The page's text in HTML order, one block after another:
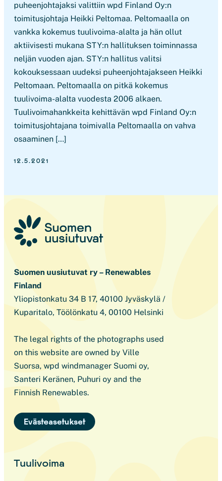
puheenjohtajaksi valittiin wpd Finland Oy:n
toimitusjohtaja Heikki Peltomaa. Peltomaalla on
vankka kokemus tuulivoima-alalta ja hän ollut
aktiivisesti mukana STY:n hallituksen toiminnassa
neljän vuoden ajan. STY:n hallitus valitsi
kokouksessaan uudeksi puheenjohtajakseen Heikki
Peltomaan. Peltomaalla on pitkä kokemus
tuulivoima-alalta vuodesta 2006 alkaen.
Tuulivoimahankkeita kehittävän wpd Finland Oy:n
toimitusjohtajana toimivalla Peltomaalla on vahva
osaaminen […]
12.5.2021
Suomen uusiutuvat ry – Renewables
Finland
Yliopistonkatu 34 B 17, 40100 Jyväskylä /
Kuparitalo, Töölönkatu 4, 00100 Helsinki
The legal rights of the photographs used
on this website are owned by Ville
Suorsa, wpd windmanager Suomi oy,
Santeri Keränen, Puhuri oy and the
Finnish Renewables.
Evästeasetukset
Tuulivoima